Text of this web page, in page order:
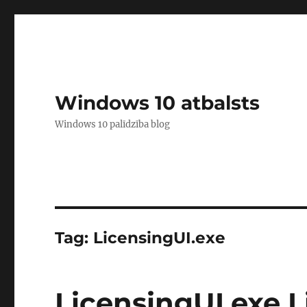
Windows 10 atbalsts
Windows 10 palīdzība blog
Tag: LicensingUI.exe